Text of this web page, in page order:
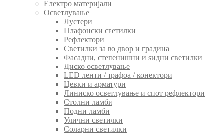
Електро материјали
Осветлување
Лустери
Плафонски светилки
Рефлектори
Светилки за во двор и градина
Фасадни, степенишни и ѕидни светилки
Диско осветлување
LED ленти / трафоа / конектори
Цевки и арматури
Линиско осветлување и спот рефлектори
Столни ламби
Подни ламби
Улични светилки
Соларни светилки